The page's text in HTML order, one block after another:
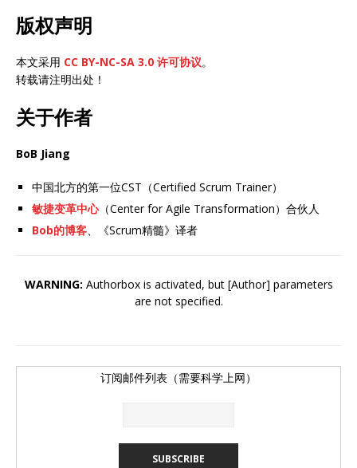
版权声明
本文采用 CC BY-NC-SA 3.0 许可协议。
转载请注明出处！
关于作者
BoB Jiang
中国北方的第一位CST（Certified Scrum Trainer）
敏捷变革中心（Center for Agile Transformation）合伙人
Bob的博客 、《Scrum精髓》译者
WARNING: Authorbox is activated, but [Author] parameters
are not specified.
订阅邮件列表（需要科学上网）